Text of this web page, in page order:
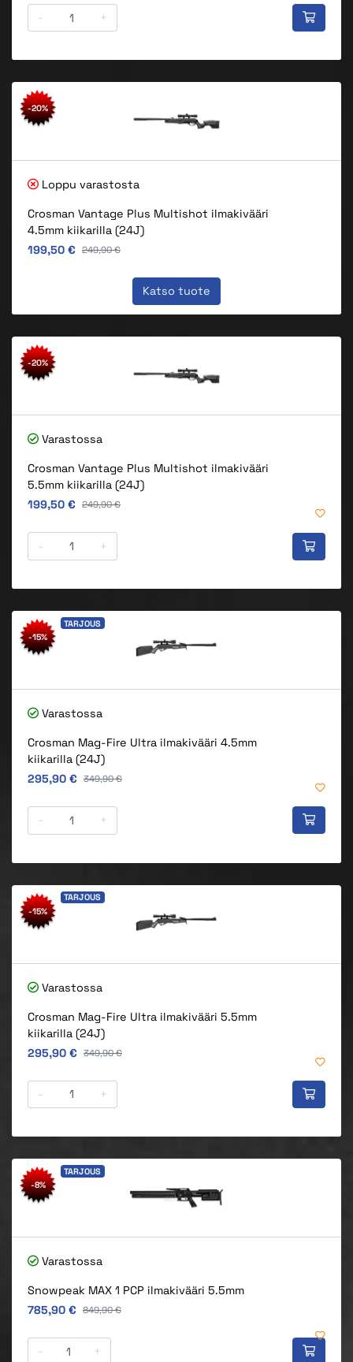
- +
-20%
Loppu varastosta
Crosman Vantage Plus Multishot ilmakivääri
4.5mm kiikarilla (24J)
Alkuperäinen hinta
199,50 € Alkuperäinen hinta
249,90 €
Katso tuote
-20%
Varastossa
Crosman Vantage Plus Multishot ilmakivääri
5.5mm kiikarilla (24J)
Alkuperäinen hinta
199,50 € Alkuperäinen hinta
249,90 €
- +
-15%
TARJOUS
Varastossa
Crosman Mag-Fire Ultra ilmakivääri 4.5mm
kiikarilla (24J)
Alkuperäinen hinta
295,90 € Alkuperäinen hinta
349,90 €
- +
-15%
TARJOUS
Varastossa
Crosman Mag-Fire Ultra ilmakivääri 5.5mm
kiikarilla (24J)
Alkuperäinen hinta
295,90 € Alkuperäinen hinta
349,90 €
- +
-8%
TARJOUS
Varastossa
Snowpeak MAX 1 PCP ilmakivääri 5.5mm
Alkuperäinen hinta
785,90 € Alkuperäinen hinta
849,90 €
- +